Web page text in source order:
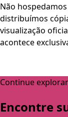
Não
distribuímos
visualização
acontece
Continue
Encontre